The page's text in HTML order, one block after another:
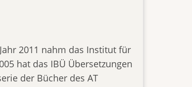
2011 nahm das Institut für
hat das IBÜ Übersetzungen
der Bücher des AT